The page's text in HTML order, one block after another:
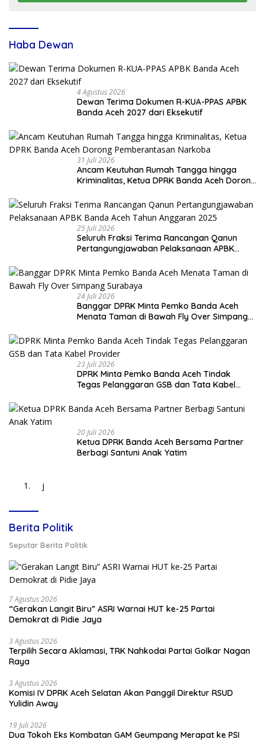
Haba Dewan
4 Agustus 2026
Dewan Terima Dokumen R-KUA-PPAS APBK
Banda Aceh 2027 dari Eksekutif
31 Juli 2026
Ancam Keutuhan Rumah Tangga hingga
Kriminalitas, Ketua DPRK Banda Aceh Dorong
25 Juli 2026
Seluruh Fraksi Terima Rancangan Qanun
Pertangungjawaban Pelaksanaan APBK
24 Juli 2026
Banggar DPRK Minta Pemko Banda Aceh
Menata Taman di Bawah Fly Over Simpang
23 Juli 2026
DPRK Minta Pemko Banda Aceh Tindak
Tegas Pelanggaran GSB dan Tata Kabel
20 Juli 2026
Ketua DPRK Banda Aceh Bersama Partner
Berbagi Santuni Anak Yatim
j
Berita Politik
Seputar Berita Politik
7 Agustus 2026
“Gerakan Langit Biru” ASRI Warnai HUT ke-25 Partai
Demokrat di Pidie Jaya
3 Agustus 2026
Terpilih Secara Aklamasi, TRK Nahkodai Partai Golkar Nagan
Raya
3 Agustus 2026
Komisi IV DPRK Aceh Selatan Akan Panggil Direktur RSUD
Yulidin Away
19 Juli 2026
Dua Tokoh Eks Kombatan GAM Geumpang Merapat ke PSI